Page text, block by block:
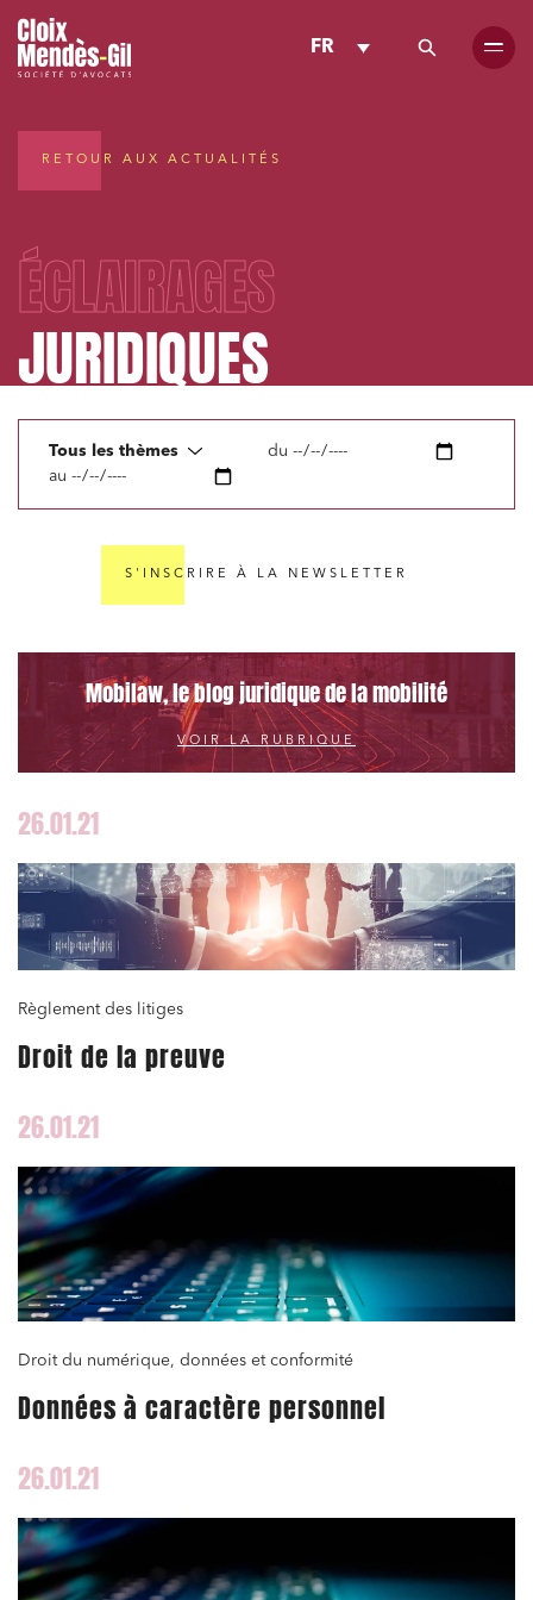
FR
RETOUR AUX ACTUALITÉS
ÉCLAIRAGES
JURIDIQUES
Tous les thèmes
du
au
S'INSCRIRE À LA NEWSLETTER
Mobilaw, le blog juridique de la mobilité
VOIR LA RUBRIQUE
26.01.21
Règlement des litiges
Droit de la preuve
26.01.21
Droit du numérique, données et conformité
Données à caractère personnel
26.01.21